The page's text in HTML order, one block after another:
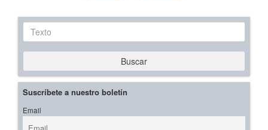
Texto
Buscar
Suscríbete a nuestro boletín
Email